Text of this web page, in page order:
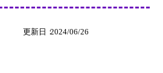
更新日 2024/06/26